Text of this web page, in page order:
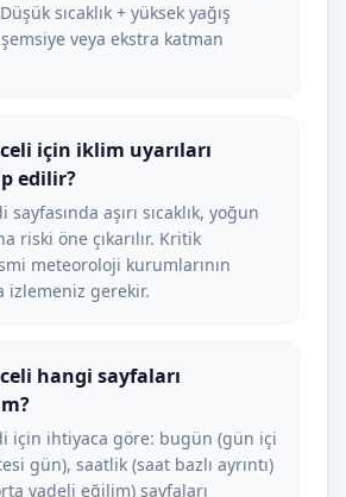
sıcaklık + yüksek yağış
veya ekstra katman
için iklim uyarıları
edilir?
aşırı sıcaklık, yoğun
riski öne çıkarılır. Kritik
meteoroloji kurumlarının
izlemeniz gerekir.
hangi sayfaları
için ihtiyaca göre: bugün (gün içi
gün), saatlik (saat bazlı ayrıntı)
vadeli eğilim) sayfaları